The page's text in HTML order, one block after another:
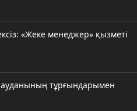
«Жеке менеджер» қызметі
тұрғындарымен